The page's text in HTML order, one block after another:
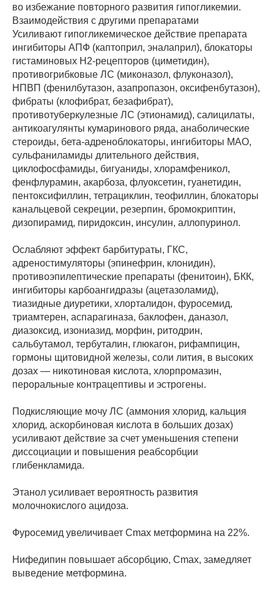
во избежание повторного развития гипогликемии.
Взаимодействия с другими препаратами
Усиливают гипогликемическое действие препарата
ингибиторы АПФ (каптоприл, эналаприл), блокаторы
гистаминовых H2-рецепторов (циметидин),
противогрибковые ЛС (миконазол, флуконазол),
НПВП (фенилбутазон, азапропазон, оксифенбутазон),
фибраты (клофибрат, безафибрат),
противотуберкулезные ЛС (этионамид), салицилаты,
антикоагулянты кумаринового ряда, анаболические
стероиды, бета-адреноблокаторы, ингибиторы МАО,
сульфаниламиды длительного действия,
циклофосфамиды, бигуаниды, хлорамфеникол,
фенфлурамин, акарбоза, флуоксетин, гуанетидин,
пентоксифиллин, тетрациклин, теофиллин, блокаторы
канальцевой секреции, резерпин, бромокриптин,
дизопирамид, пиридоксин, инсулин, аллопуринол.
Ослабляют эффект барбитураты, ГКС,
адреностимуляторы (эпинефрин, клонидин),
противоэпилептические препараты (фенитоин), БКК,
ингибиторы карбоангидразы (ацетазоламид),
тиазидные диуретики, хлорталидон, фуросемид,
триамтерен, аспарагиназа, баклофен, даназол,
диазоксид, изониазид, морфин, ритодрин,
сальбутамол, тербуталин, глюкагон, рифампицин,
гормоны щитовидной железы, соли лития, в высоких
дозах — никотиновая кислота, хлорпромазин,
пероральные контрацептивы и эстрогены.
Подкисляющие мочу ЛС (аммония хлорид, кальция
хлорид, аскорбиновая кислота в больших дозах)
усиливают действие за счет уменьшения степени
диссоциации и повышения реабсорбции
глибенкламида.
Этанол усиливает вероятность развития
молочнокислого ацидоза.
Фуросемид увеличивает Cmax метформина на 22%.
Нифедипин повышает абсорбцию, Cmax, замедляет
выведение метформина.